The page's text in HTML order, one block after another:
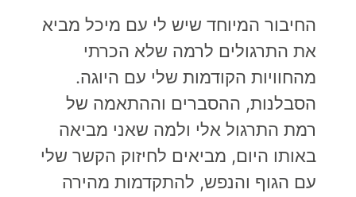
החיבור המיוחד שיש לי עם מיכל מביא
את התרגולים לרמה שלא הכרתי
מהחוויות הקודמות שלי עם היוגה.
הסבלנות, ההסברים וההתאמה של
רמת התרגול אלי ולמה שאני מביאה
באותו היום, מביאים לחיזוק הקשר שלי
עם הגוף והנפש, להתקדמות מהירה